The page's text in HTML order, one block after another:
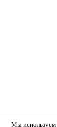
Мы используем